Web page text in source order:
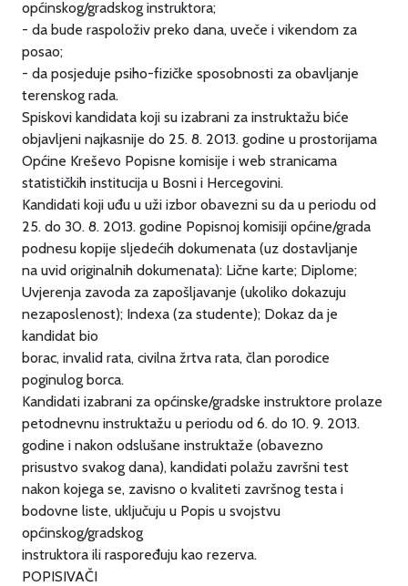
općinskog/gradskog instruktora;
- da bude raspoloživ preko dana, uveče i vikendom za
posao;
- da posjeduje psiho-fizičke sposobnosti za obavljanje
terenskog rada.
Spiskovi kandidata koji su izabrani za instruktažu biće
objavljeni najkasnije do 25. 8. 2013. godine u prostorijama
Općine Kreševo Popisne komisije i web stranicama
statističkih institucija u Bosni i Hercegovini.
Kandidati koji uđu u uži izbor obavezni su da u periodu od
25. do 30. 8. 2013. godine Popisnoj komisiji općine/grada
podnesu kopije sljedećih dokumenata (uz dostavljanje
na uvid originalnih dokumenata): Lične karte; Diplome;
Uvjerenja zavoda za zapošljavanje (ukoliko dokazuju
nezaposlenost); Indexa (za studente); Dokaz da je
kandidat bio
borac, invalid rata, civilna žrtva rata, član porodice
poginulog borca.
Kandidati izabrani za općinske/gradske instruktore prolaze
petodnevnu instruktažu u periodu od 6. do 10. 9. 2013.
godine i nakon odslušane instruktaže (obavezno
prisustvo svakog dana), kandidati polažu završni test
nakon kojega se, zavisno o kvaliteti završnog testa i
bodovne liste, uključuju u Popis u svojstvu
općinskog/gradskog
instruktora ili raspoređuju kao rezerva.
POPISIVAČI